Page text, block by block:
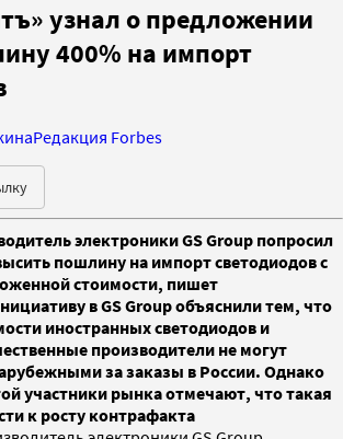
узнал о предложении
400% на импорт
Редакция Forbes
электроники GS Group попросил
пошлину на импорт светодиодов с
стоимости, пишет
в GS Group объяснили тем, что
иностранных светодиодов и
производители не могут
за заказы в России. Однако
участники рынка отмечают, что такая
к росту контрафакта